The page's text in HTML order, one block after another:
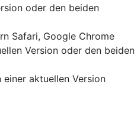
oder den beiden
Safari, Google Chrome
Version oder den beiden
aktuellen Version